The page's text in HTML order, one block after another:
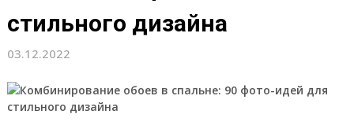
стильного дизайна
03.12.2022